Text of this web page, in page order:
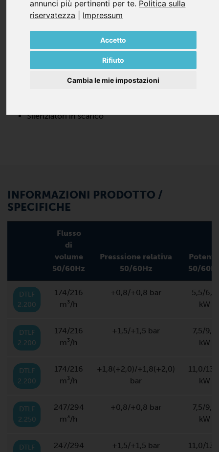
annunci più pertinenti per te. Politica sulla
riservatezza
Impressum
Accetto
Rifiuto
Cambia le mie impostazioni
Becker. Nessun olio da cambiare e la manutenzione è
minima.
Tutte le pompe e i compressori DTLF sono forniti di
Ampio filtro in aspirazione, integrato e sotto ad un
carter trasparente
Silenziatori in scarico
INFORMAZIONI PRODOTTO /
SPECIFICHE
Flusso
di
volume
50/60Hz
Presssione relativa
50/60Hz
50/
DTLF
2.200
174/216
m³/h
+0,8/+0,8 bar
5,5/6,6
kW
DTLF
2.200
174/216
m³/h
+1,5/+1,5 bar
7,5/9,0
kW
DTLF
2.200
174/216
m³/h
+1,8(+2,0)/+1,8(+2,0)
bar
11,0/
kW
DTLF
2.250
247/294
m³/h
+0,8/+0,8 bar
7,5/9,0
kW
DTLF
247/294
+1,5/+1,5 bar
11,0/